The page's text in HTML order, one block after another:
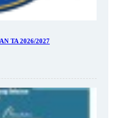
TA 2026/2027